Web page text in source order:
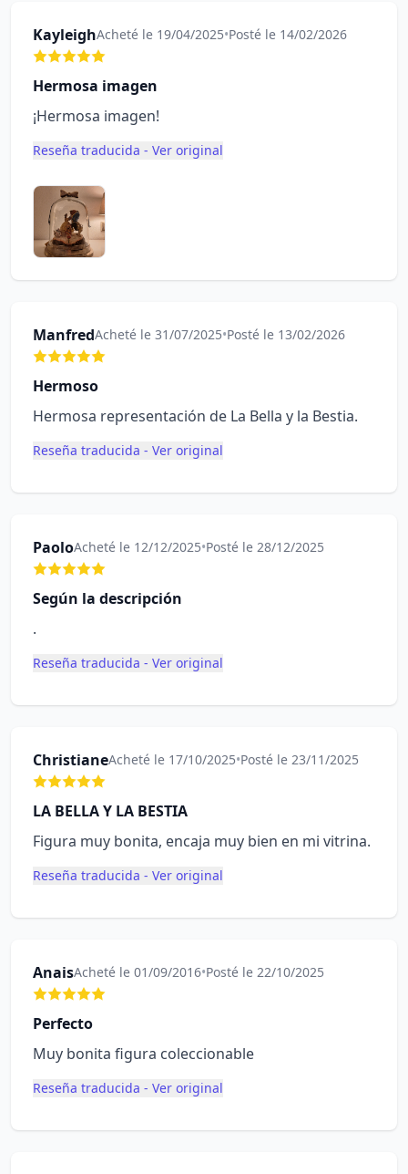
KayleighAcheté le 19/04/2025•Posté le 14/02/2026
Hermosa imagen
¡Hermosa imagen!
Reseña traducida - Ver original
ManfredAcheté le 31/07/2025•Posté le 13/02/2026
Hermoso
Hermosa representación de La Bella y la Bestia.
Reseña traducida - Ver original
PaoloAcheté le 12/12/2025•Posté le 28/12/2025
Según la descripción
.
Reseña traducida - Ver original
ChristianeAcheté le 17/10/2025•Posté le 23/11/2025
LA BELLA Y LA BESTIA
Figura muy bonita, encaja muy bien en mi vitrina.
Reseña traducida - Ver original
AnaisAcheté le 01/09/2016•Posté le 22/10/2025
Perfecto
Muy bonita figura coleccionable
Reseña traducida - Ver original